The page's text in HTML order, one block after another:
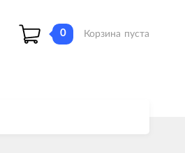
0 Корзина пуста